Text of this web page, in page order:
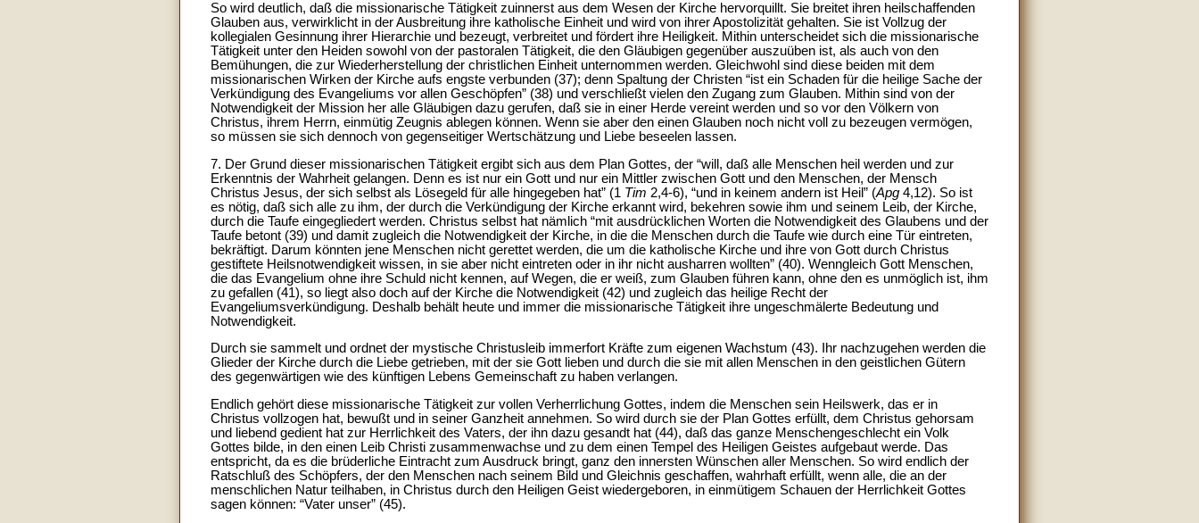
So wird deutlich, daß die missionarische Tätigkeit zuinnerst aus dem Wesen der Kirche hervorquillt. Sie breitet ihren heilschaffenden
Glauben aus, verwirklicht in der Ausbreitung ihre katholische Einheit und wird von ihrer Apostolizität gehalten. Sie ist Vollzug der
kollegialen Gesinnung ihrer Hierarchie und bezeugt, verbreitet und fördert ihre Heiligkeit. Mithin unterscheidet sich die missionarische
Tätigkeit unter den Heiden sowohl von der pastoralen Tätigkeit, die den Gläubigen gegenüber auszuüben ist, als auch von den
Bemühungen, die zur Wiederherstellung der christlichen Einheit unternommen werden. Gleichwohl sind diese beiden mit dem
missionarischen Wirken der Kirche aufs engste verbunden (37); denn Spaltung der Christen “ist ein Schaden für die heilige Sache der
Verkündigung des Evangeliums vor allen Geschöpfen” (38) und verschließt vielen den Zugang zum Glauben. Mithin sind von der
Notwendigkeit der Mission her alle Gläubigen dazu gerufen, daß sie in einer Herde vereint werden und so vor den Völkern von
Christus, ihrem Herrn, einmütig Zeugnis ablegen können. Wenn sie aber den einen Glauben noch nicht voll zu bezeugen vermögen,
so müssen sie sich dennoch von gegenseitiger Wertschätzung und Liebe beseelen lassen.
7. Der Grund dieser missionarischen Tätigkeit ergibt sich aus dem Plan Gottes, der “will, daß alle Menschen heil werden und zur
Erkenntnis der Wahrheit gelangen. Denn es ist nur ein Gott und nur ein Mittler zwischen Gott und den Menschen, der Mensch
Christus Jesus, der sich selbst als Lösegeld für alle hingegeben hat” (1 Tim 2,4-6), “und in keinem andern ist Heil” (Apg 4,12). So ist
es nötig, daß sich alle zu ihm, der durch die Verkündigung der Kirche erkannt wird, bekehren sowie ihm und seinem Leib, der Kirche,
durch die Taufe eingegliedert werden. Christus selbst hat nämlich “mit ausdrücklichen Worten die Notwendigkeit des Glaubens und der
Taufe betont (39) und damit zugleich die Notwendigkeit der Kirche, in die die Menschen durch die Taufe wie durch eine Tür eintreten,
bekräftigt. Darum könnten jene Menschen nicht gerettet werden, die um die katholische Kirche und ihre von Gott durch Christus
gestiftete Heilsnotwendigkeit wissen, in sie aber nicht eintreten oder in ihr nicht ausharren wollten” (40). Wenngleich Gott Menschen,
die das Evangelium ohne ihre Schuld nicht kennen, auf Wegen, die er weiß, zum Glauben führen kann, ohne den es unmöglich ist, ihm
zu gefallen (41), so liegt also doch auf der Kirche die Notwendigkeit (42) und zugleich das heilige Recht der
Evangeliumsverkündigung. Deshalb behält heute und immer die missionarische Tätigkeit ihre ungeschmälerte Bedeutung und
Notwendigkeit.
Durch sie sammelt und ordnet der mystische Christusleib immerfort Kräfte zum eigenen Wachstum (43). Ihr nachzugehen werden die
Glieder der Kirche durch die Liebe getrieben, mit der sie Gott lieben und durch die sie mit allen Menschen in den geistlichen Gütern
des gegenwärtigen wie des künftigen Lebens Gemeinschaft zu haben verlangen.
Endlich gehört diese missionarische Tätigkeit zur vollen Verherrlichung Gottes, indem die Menschen sein Heilswerk, das er in
Christus vollzogen hat, bewußt und in seiner Ganzheit annehmen. So wird durch sie der Plan Gottes erfüllt, dem Christus gehorsam
und liebend gedient hat zur Herrlichkeit des Vaters, der ihn dazu gesandt hat (44), daß das ganze Menschengeschlecht ein Volk
Gottes bilde, in den einen Leib Christi zusammenwachse und zu dem einen Tempel des Heiligen Geistes aufgebaut werde. Das
entspricht, da es die brüderliche Eintracht zum Ausdruck bringt, ganz den innersten Wünschen aller Menschen. So wird endlich der
Ratschluß des Schöpfers, der den Menschen nach seinem Bild und Gleichnis geschaffen, wahrhaft erfüllt, wenn alle, die an der
menschlichen Natur teilhaben, in Christus durch den Heiligen Geist wiedergeboren, in einmütigem Schauen der Herrlichkeit Gottes
sagen können: “Vater unser” (45).